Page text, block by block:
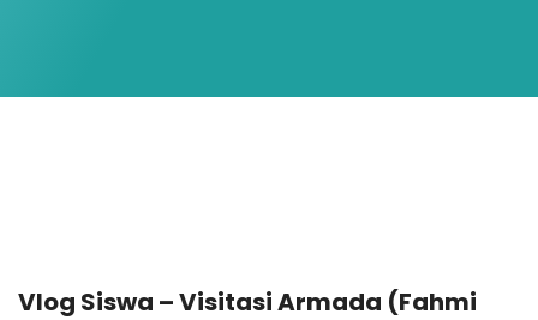
Vlog Siswa – Visitasi Armada (Fahmi